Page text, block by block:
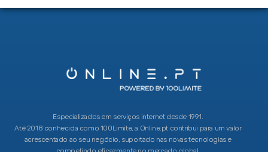
Especializados em serviços internet desde 1991.
Até 2018 conhecida como 100Limite, a Online.pt contribui para um valor
acrescentado ao seu negócio, suportado nas novas tecnologias e